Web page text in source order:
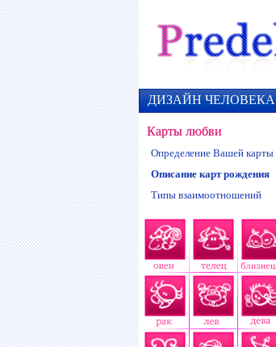
ДИЗАЙН ЧЕЛОВЕКА
Карты любви
Определение Вашей карты
Описание карт рождения
Типы взаимоотношений